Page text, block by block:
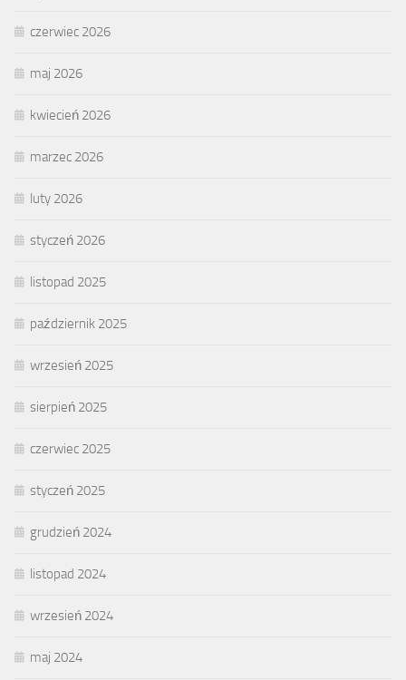
czerwiec 2026
maj 2026
kwiecień 2026
marzec 2026
luty 2026
styczeń 2026
listopad 2025
październik 2025
wrzesień 2025
sierpień 2025
czerwiec 2025
styczeń 2025
grudzień 2024
listopad 2024
wrzesień 2024
maj 2024